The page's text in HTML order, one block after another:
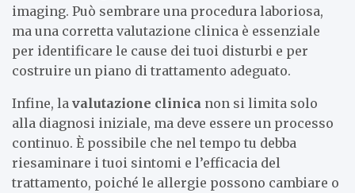
imaging. Può sembrare una procedura laboriosa,
ma una corretta valutazione clinica è essenziale
per identificare le cause dei tuoi disturbi e per
costruire un piano di trattamento adeguato.
Infine, la valutazione clinica non si limita solo
alla diagnosi iniziale, ma deve essere un processo
continuo. È possibile che nel tempo tu debba
riesaminare i tuoi sintomi e l’efficacia del
trattamento, poiché le allergie possono cambiare o